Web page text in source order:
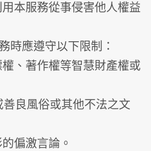
本服務從事侵害他人權益
時應遵守以下限制：
、著作權等智慧財產權或
良風俗或其他不法之文
偏激言論。